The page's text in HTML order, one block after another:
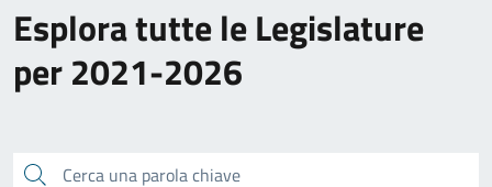
Esplora tutte le Legislature
per 2021-2026
Cerca una parola chiave